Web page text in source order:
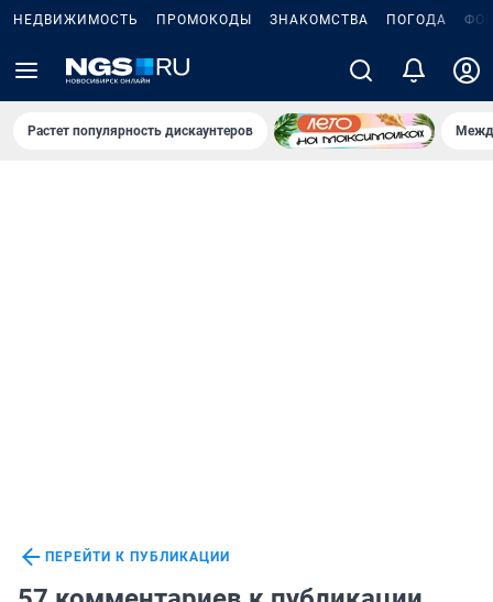
НЕДВИЖИМОСТЬ ПРОМОКОДЫ ЗНАКОМСТВА ПОГОДА
Растет популярность дискаунтеров
ПЕРЕЙТИ К ПУБЛИКАЦИИ